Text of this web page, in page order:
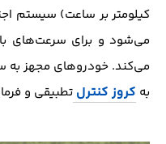
کیلومتر بر ساعت) سیستم
می‌شود و برای سرعت‌های
می‌کند. خودرو‌های مجهز به
به کروز کنترل تطبیقی و